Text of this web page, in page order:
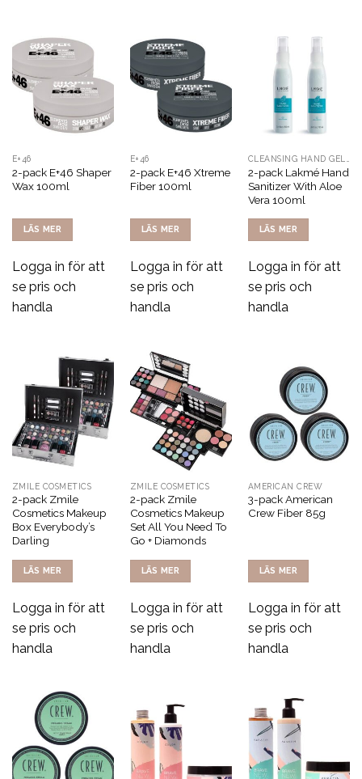
E+46
2-pack E+46 Shaper
Wax 100ml
LÄS MER
Logga in för att
se pris och
handla
E+46
2-pack E+46 Xtreme
Fiber 100ml
LÄS MER
Logga in för att
se pris och
handla
2-pack Lakmé Hand
Sanitizer With Aloe
Vera 100ml
LÄS MER
Logga in för att
se pris och
handla
ZMILE COSMETICS
2-pack Zmile
Cosmetics Makeup
Box Everybody’s
Darling
LÄS MER
Logga in för att
se pris och
handla
ZMILE COSMETICS
2-pack Zmile
Cosmetics Makeup
Set All You Need To
Go + Diamonds
LÄS MER
Logga in för att
se pris och
handla
AMERICAN CREW
3-pack American
Crew Fiber 85g
LÄS MER
Logga in för att
se pris och
handla